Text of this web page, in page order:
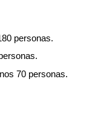
personas.
70 personas.